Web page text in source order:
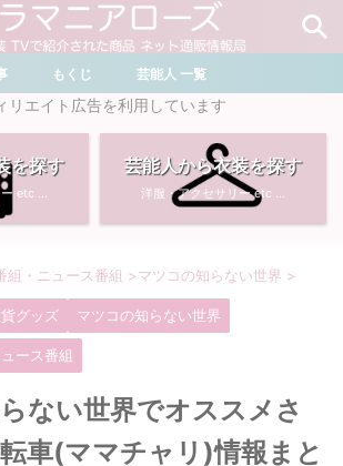
検索 ／
ード
・ 畑芽育
・岡崎紗絵
・ ライオンの隠れ家
もくじ 芸能人 一覧
リエイト広告を利用しています
を探す
etc ...
芸能人から衣装を探す
洋服・アクセサリー etc ...
組・ニュース番組 >マツコの知らない世界 >
グッズ マツコの知らない世界
ース番組
ない世界でオススメさ
車(ママチャリ)情報まと